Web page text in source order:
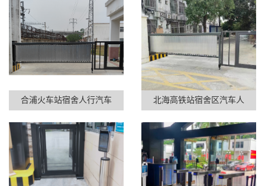
合浦火车站宿舍人行汽车 北海高铁站宿舍区汽车人